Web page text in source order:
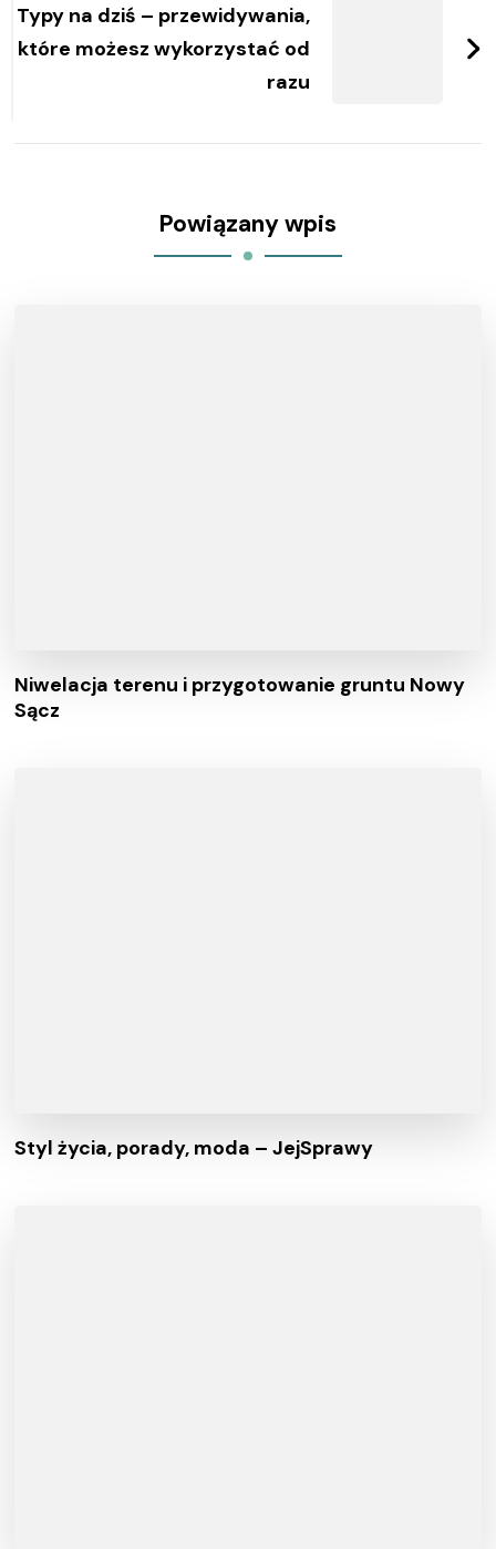
Typy na dziś – przewidywania,
które możesz wykorzystać od
razu
Powiązany wpis
Niwelacja terenu i przygotowanie gruntu Nowy
Sącz
Styl życia, porady, moda – JejSprawy